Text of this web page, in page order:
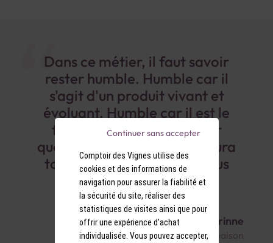
Dans ce métier, il faut savoir
rester humble. Humble car il
s'agit d'un produit vivant et
évoluant. Humble car il est le
fruit d'un long travail pour
quelqu'un. Humble car il y aura
toujours plus pointu que vous
dans un domaine.
Thomas & Corinne
cavistes au Comptoir des Vignes Renaison
Comptoir des Vignes utilise des
cookies et des informations de
navigation pour assurer la fiabilité et
la sécurité du site, réaliser des
statistiques de visites ainsi que pour
offrir une expérience d'achat
individualisée. Vous pouvez accepter,
Continuer sans accepter